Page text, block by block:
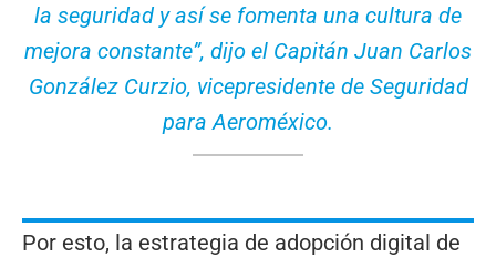
la seguridad y así se fomenta una cultura de
mejora constante”, dijo el Capitán Juan Carlos
González Curzio, vicepresidente de Seguridad
para Aeroméxico.
Por esto, la estrategia de adopción digital de